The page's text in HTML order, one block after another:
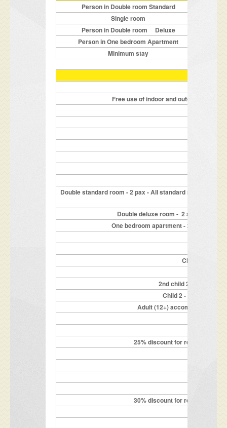
Person in Double room Standard
Single room
Person in Double room Deluxe
Person in One bedroom Apartment
Minimum stay
Free use of indoor and outdoor pool
Double standard room - 2 pax - All standard rooms are
Double deluxe room - 2 adults on a
One bedroom apartment - 2 adults on
Children up to
2nd child 2 - 11.99 y.
Child 2 - 11.99y on
Adult (12+) accommodated
25% discount for reservations
30% discount for reservations